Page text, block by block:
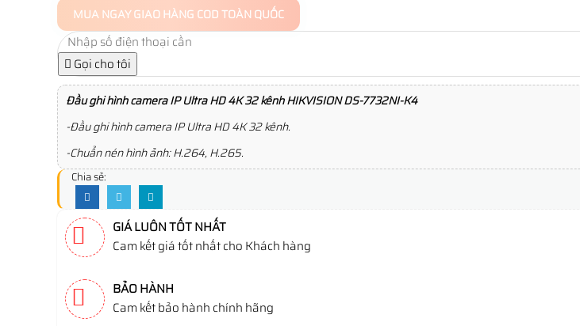
MUA NGAYGIAO HÀNG COD TOÀN QUỐC
Gọi cho tôi
Đầu ghi hình camera IP Ultra HD 4K 32 kênh HIKVISION DS-7732NI-K4
-Đầu ghi hình camera IP Ultra HD 4K 32 kênh.
-Chuẩn nén hình ảnh: H.264, H.265.
Chia sẻ:
GIÁ LUÔN TỐT NHẤT
Cam kết giá tốt nhất cho Khách hàng
BẢO HÀNH
Cam kết bảo hành chính hãng